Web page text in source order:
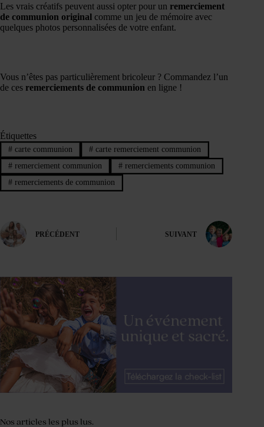
Les vrais créatifs peuvent aussi opter pour un remerciement
de communion original comme un jeu de mémoire avec
quelques photos personnalisées de votre enfant.
Vous n’êtes pas particulièrement bricoleur ? Commandez l’un
de ces remerciements de communion en ligne !
Étiquettes
#carte communion #carte remerciement communion
#remerciement communion #remerciements communion
#remerciements de communion
PRÉCÉDENT SUIVANT
Nos articles les plus lus.